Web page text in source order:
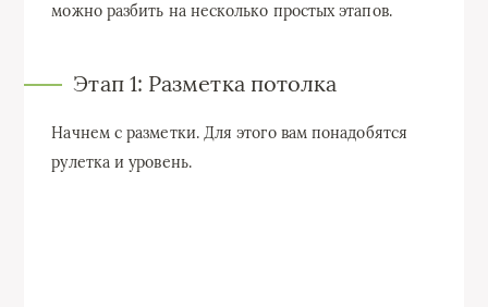
можно разбить на несколько простых этапов.
Этап 1: Разметка потолка
Начнем с разметки. Для этого вам понадобятся
рулетка и уровень.